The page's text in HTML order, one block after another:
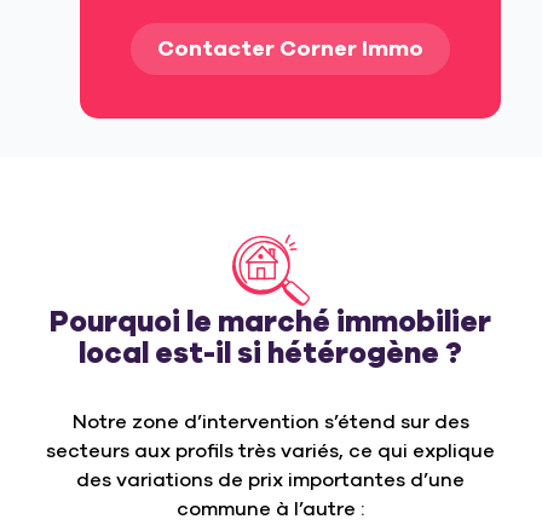
Contacter Corner Immo
Pourquoi le marché immobilier
local est-il si hétérogène ?
Notre zone d’intervention s’étend sur des
secteurs aux profils très variés, ce qui explique
des variations de prix importantes d’une
commune à l’autre :